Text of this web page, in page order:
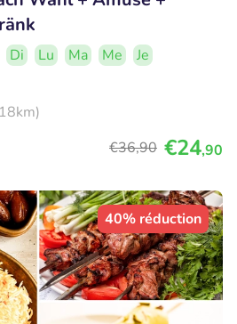
Di Lu Ma Me
Je
€36,90 €24,90
40% réduction